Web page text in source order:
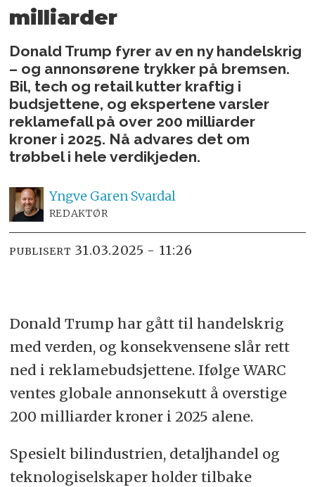
milliarder
Donald Trump fyrer av en ny handelskrig
– og annonsørene trykker på bremsen.
Bil, tech og retail kutter kraftig i
budsjettene, og ekspertene varsler
reklamefall på over 200 milliarder
kroner i 2025. Nå advares det om
trøbbel i hele verdikjeden.
Yngve Garen Svardal
REDAKTØR
PUBLISERT 31.03.2025 - 11:26
Donald Trump har gått til handelskrig
med verden, og konsekvensene slår rett
ned i reklamebudsjettene. Ifølge WARC
ventes globale annonsekutt å overstige
200 milliarder kroner i 2025 alene.
Spesielt bilindustrien, detaljhandel og
teknologiselskaper holder tilbake